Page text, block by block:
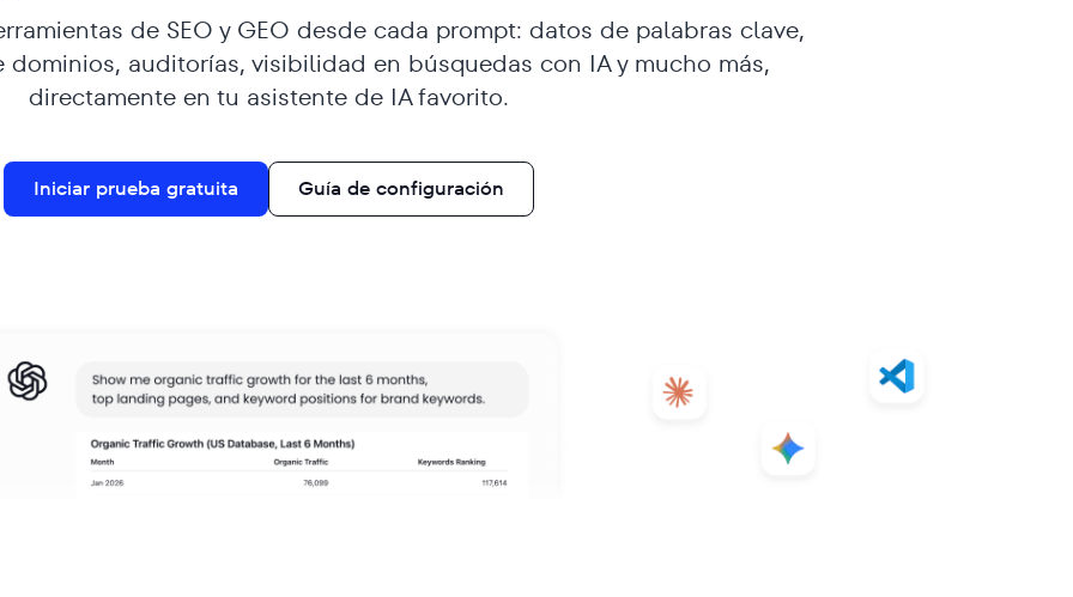
de SEO y GEO desde cada prompt: datos de palabras clave,
auditorías, visibilidad en búsquedas con IA y mucho más,
directamente en tu asistente de IA favorito.
Iniciar prueba gratuita Guía de configuración